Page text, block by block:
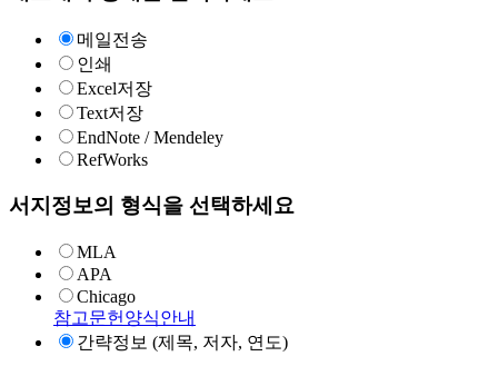
메일전송
인쇄
Excel저장
Text저장
EndNote / Mendeley
RefWorks
서지정보의 형식을 선택하세요
MLA
APA
Chicago
참고문헌양식안내
간략정보 (제목, 저자, 연도)